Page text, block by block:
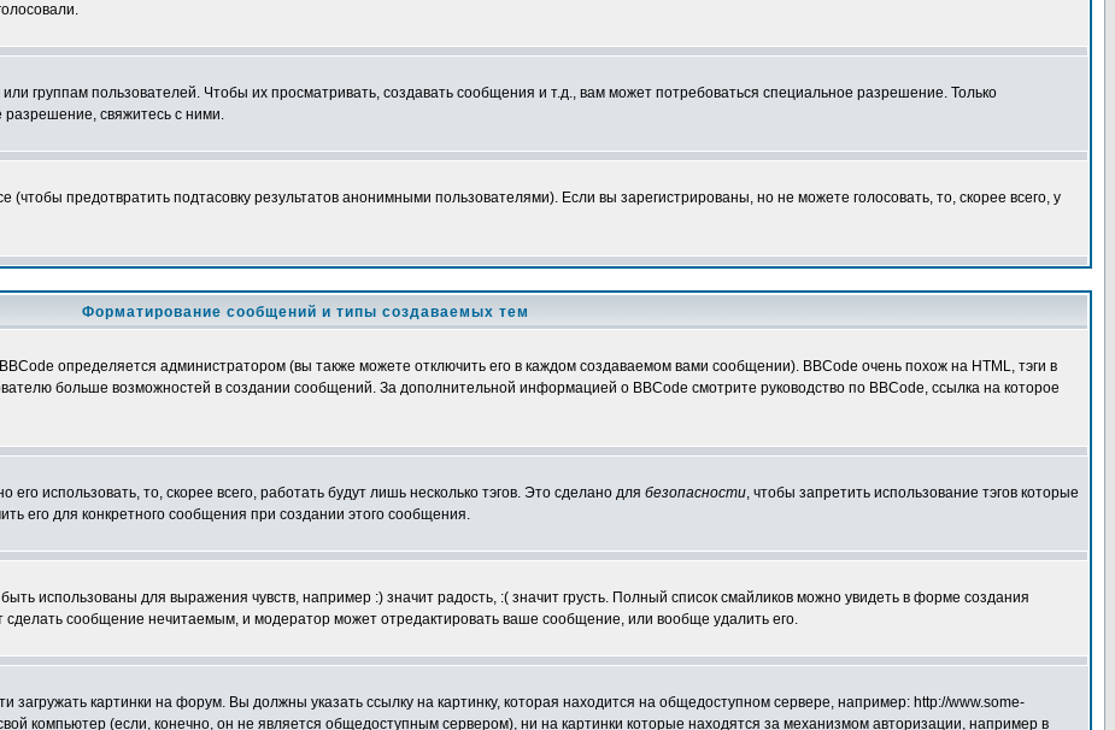
группам пользователей. Чтобы их просматривать, создавать сообщения и т.д., вам может потребоваться специальное разрешение. Только
свяжитесь с ними.
(чтобы предотвратить подтасовку результатов анонимными пользователями). Если вы зарегистрированы, но не можете голосовать, то, скорее всего, у
Форматирование сообщений и типы создаваемых тем
определяется администратором (вы также можете отключить его в каждом создаваемом вами сообщении). BBCode очень похож на HTML, тэги в
больше возможностей в создании сообщений. За дополнительной информацией о BBCode смотрите руководство по BBCode, ссылка на которое
использовать, то, скорее всего, работать будут лишь несколько тэгов. Это сделано для безопасности, чтобы запретить использование тэгов которые
его для конкретного сообщения при создании этого сообщения.
использованы для выражения чувств, например :) значит радость, :( значит грусть. Полный список смайликов можно увидеть в форме создания
сделать сообщение нечитаемым, и модератор может отредактировать ваше сообщение, или вообще удалить его.
загружать картинки на форум. Вы должны указать ссылку на картинку, которая находится на общедоступном сервере, например: http://www.some-
компьютер (если, конечно, он не является общедоступным сервером), ни на картинки которые находятся за механизмом авторизации, например в